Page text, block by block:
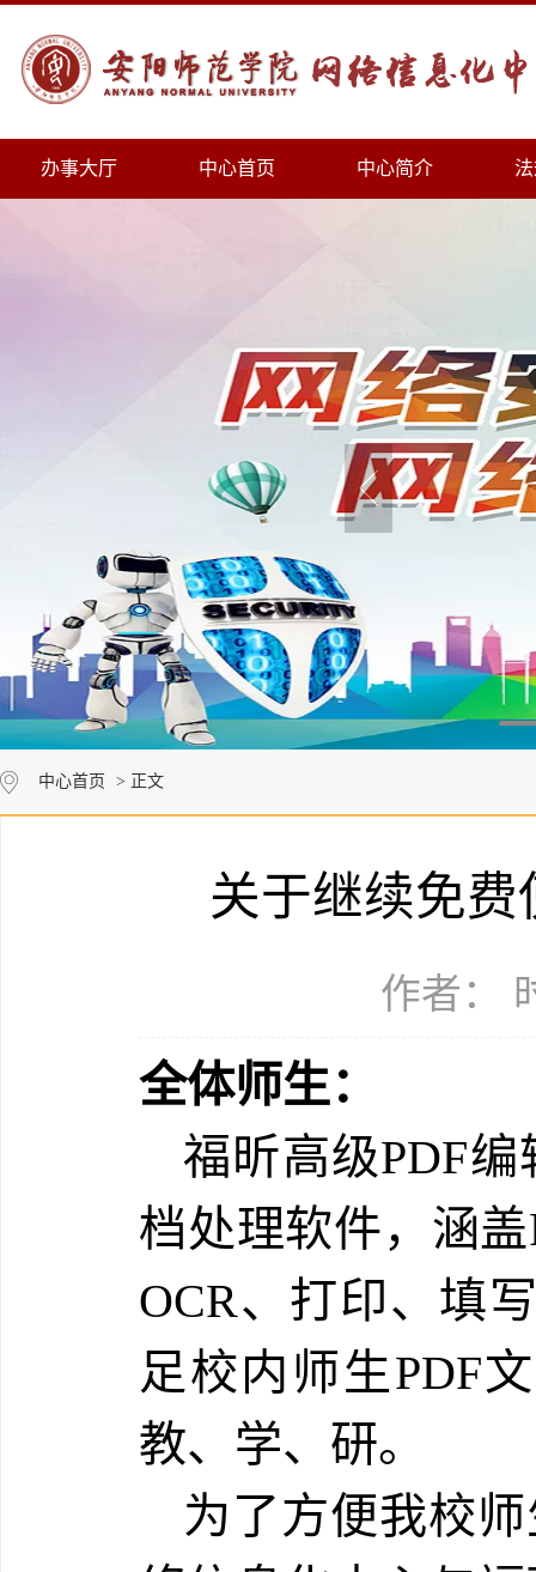
办事大厅 中心首页 中心简介
中心首页 > 正文
关于继续免费
作者：
全体师生：
福昕高级PDF
档处理软件，涵
OCR、打印、填
足校内师生PDF
教、学、研。
为了方便我校